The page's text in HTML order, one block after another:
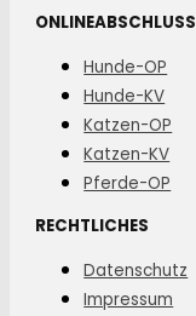
ONLINEABSCHLUSS
Hunde-OP
Hunde-KV
Katzen-OP
Katzen-KV
Pferde-OP
RECHTLICHES
Datenschutz
Impressum